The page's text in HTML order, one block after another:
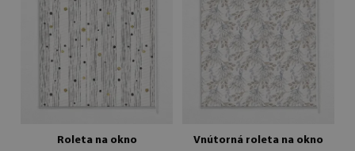
Roleta na okno
Vnútorná roleta na okno